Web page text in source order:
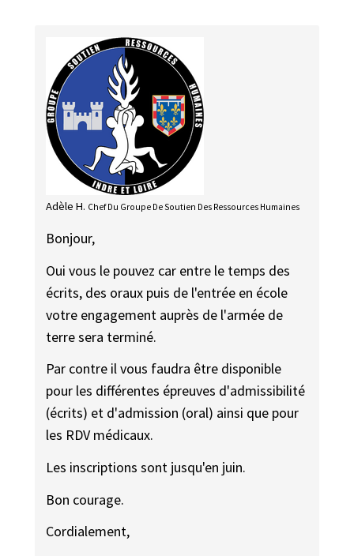
Adèle H. Chef Du Groupe De Soutien Des Ressources Humaines
Bonjour,
Oui vous le pouvez car entre le temps des
écrits, des oraux puis de l'entrée en école
votre engagement auprès de l'armée de
terre sera terminé.
Par contre il vous faudra être disponible
pour les différentes épreuves d'admissibilité
(écrits) et d'admission (oral) ainsi que pour
les RDV médicaux.
Les inscriptions sont jusqu'en juin.
Bon courage.
Cordialement,